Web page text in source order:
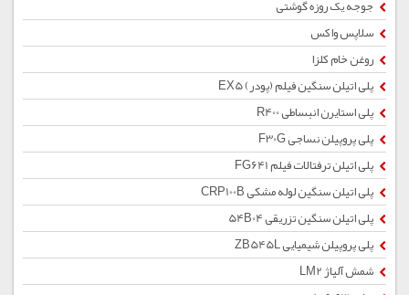
جوجه یک روزه گوشتی
سلاپس واکس
روغن خام کلزا
پلی اتیلن سنگین فیلم (پودر) EX5
پلی استایرن انبساطی R400
پلی پروپیلن نساجی F30G
پلی اتیلن ترفتالات فیلم FG641
پلی اتیلن سنگین لوله مشکی CRP100B
پلی اتیلن سنگین تزریقی 54B04
پلی پروپیلن شیمیایی ZB545L
شمش آلیاژ LM2